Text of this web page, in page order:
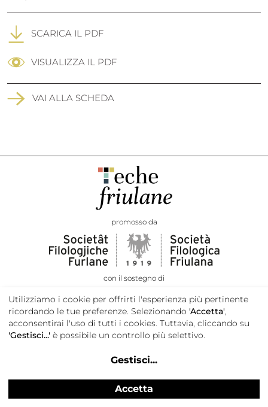
SCARICA IL PDF
VISUALIZZA IL PDF
VAI ALLA SCHEDA
promosso da
con il sostegno di
Privacy e cookie policy
Utilizziamo i cookie per offrirti l'esperienza più pertinente
ricordando le tue preferenze. Selezionando 'Accetta',
acconsentirai l'uso di tutti i cookies. Tuttavia, cliccando su
'Gestisci...' è possibile un controllo più selettivo.
Gestisci...
Accetta